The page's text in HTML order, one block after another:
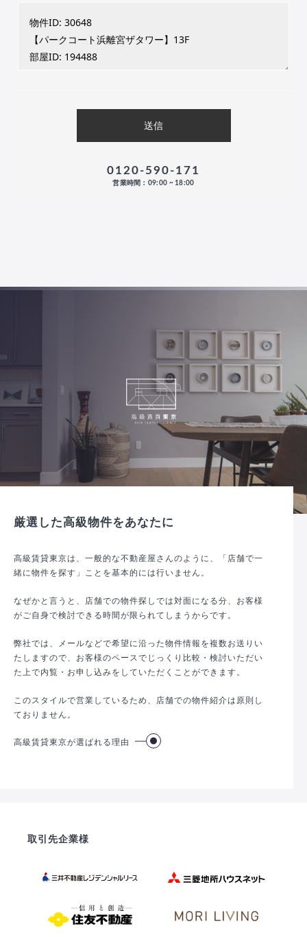
0120-590-171
営業時間：09:00 ~ 18:00
厳選した高級物件をあなたに
高級賃貸東京は、一般的な不動産屋さんのように、「店舗で一
緒に物件を探す」ことを基本的には行いません。
なぜかと言うと、店舗での物件探しでは対面になる分、お客様
がご自身で検討できる時間が限られてしまうからです。
弊社では、メールなどで希望に沿った物件情報を複数お送りい
たしますので、お客様のペースでじっくり比較・検討いただい
た上で内覧・お申し込みをしていただくことができます。
このスタイルで営業しているため、店舗での物件紹介は原則し
ておりません。
高級賃貸東京が選ばれる理由
取引先企業様